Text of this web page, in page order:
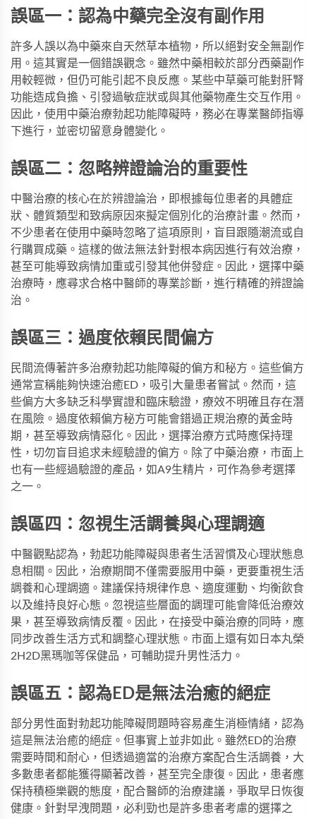
誤區一：認為中藥完全沒有副作用
許多人誤以為中藥來自天然草本植物，所以絕對安全無副作
用。這其實是一個錯誤觀念。雖然中藥相較於部分西藥副作
用較輕微，但仍可能引起不良反應。某些中草藥可能對肝腎
功能造成負擔、引發過敏症狀或與其他藥物產生交互作用。
因此，使用中藥治療勃起功能障礙時，務必在專業醫師指導
下進行，並密切留意身體變化。
誤區二：忽略辨證論治的重要性
中醫治療的核心在於辨證論治，即根據每位患者的具體症
狀、體質類型和致病原因來擬定個別化的治療計畫。然而，
不少患者在使用中藥時忽略了這項原則，盲目跟隨潮流或自
行購買成藥。這樣的做法無法針對根本病因進行有效治療，
甚至可能導致病情加重或引發其他併發症。因此，選擇中藥
治療時，應尋求合格中醫師的專業診斷，進行精確的辨證論
治。
誤區三：過度依賴民間偏方
民間流傳著許多治療勃起功能障礙的偏方和秘方。這些偏方
通常宣稱能夠快速治癒ED，吸引大量患者嘗試。然而，這
些偏方大多缺乏科學實證和臨床驗證，療效不明確且存在潛
在風險。過度依賴偏方秘方可能會錯過正規治療的黃金時
期，甚至導致病情惡化。因此，選擇治療方式時應保持理
性，切勿盲目追求未經驗證的偏方。除了中藥治療，市面上
也有一些經過驗證的產品，如A9生精片 ，可作為參考選擇
之一。
誤區四：忽視生活調養與心理調適
中醫觀點認為，勃起功能障礙與患者生活習慣及心理狀態息
息相關。因此，治療期間不僅需要服用中藥，更要重視生活
調養和心理調適。建議保持規律作息、適度運動、均衡飲食
以及維持良好心態。忽視這些層面的調理可能會降低治療效
果，甚至導致病情反覆。因此，在接受中藥治療的同時，應
同步改善生活方式和調整心理狀態。市面上還有如 日本丸榮
2H2D黑瑪咖等保健品，可輔助提升男性活力。
誤區五：認為ED是無法治癒的絕症
部分男性面對勃起功能障礙問題時容易產生消極情緒，認為
這是無法治癒的絕症。但事實上並非如此。雖然ED的治療
需要時間和耐心，但透過適當的治療方案配合生活調養，大
多數患者都能獲得顯著改善，甚至完全康復。因此，患者應
保持積極樂觀的態度，配合醫師的治療建議，爭取早日恢復
健康。針對早洩問題， 必利勁也是許多患者考慮的選擇之